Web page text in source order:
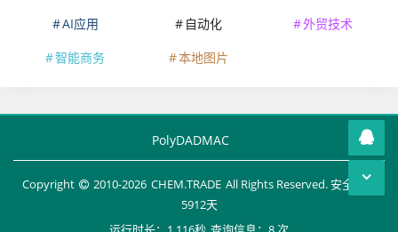
AI应用
自动化
外贸技术
智能商务
本地图片
PolyDADMAC
Copyright 2010-2026 CHEM.TRADE All Rights Reserved. 安全运行
5912天